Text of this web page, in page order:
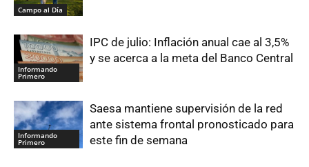
Campo al Día
Informando
Primero
IPC de julio: Inflación anual cae al 3,5%
y se acerca a la meta del Banco Central
Informando
Primero
Saesa mantiene supervisión de la red
ante sistema frontal pronosticado para
este fin de semana